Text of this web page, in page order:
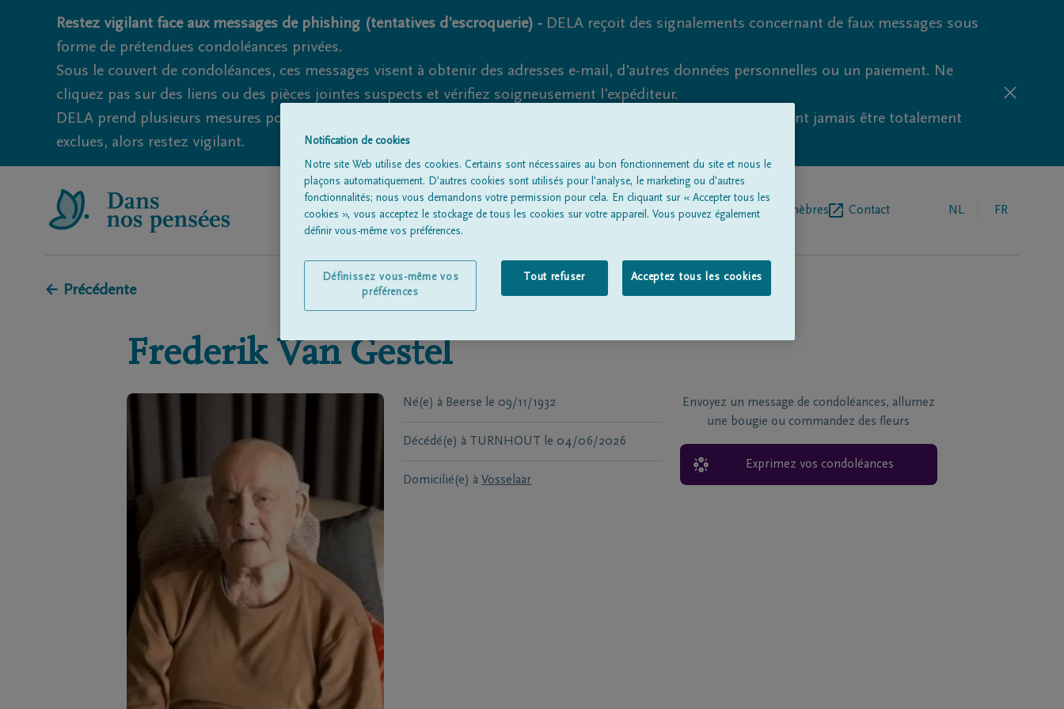
Restez vigilant face aux messages de phishing (tentatives d'escroquerie) - DELA reçoit des signalements concernant de faux messages sous
forme de prétendues condoléances privées.
Sous le couvert de condoléances, ces messages visent à obtenir des adresses e-mail, d'autres données personnelles ou un paiement. Ne
cliquez pas sur des liens ou des pièces jointes suspects et vérifiez soigneusement l'expéditeur.
DELA prend plusieurs mesures pour éviter cela. Cependant, les tentatives d'hameçonnage et de fraude ne peuvent jamais être totalement
exclues, alors restez vigilant.
Tous les avis de décèsÀ propos de nousEntrepreneur de pompes funèbres Contact NL FR
← Précédente
Frederik Van Gestel
Né(e) à Beerse le 09/11/1932
Décédé(e) à TURNHOUT le 04/06/2026
Domicilié(e) à Vosselaar
Envoyez un message de condoléances, allumez
une bougie ou commandez des fleurs
Exprimez vos condoléances
Notification de cookies
Notre site Web utilise des cookies. Certains sont nécessaires au bon fonctionnement du site et nous le
plaçons automatiquement. D'autres cookies sont utilisés pour l'analyse, le marketing ou d'autres
fonctionnalités; nous vous demandons votre permission pour cela. En cliquant sur « Accepter tous les
cookies », vous acceptez le stockage de tous les cookies sur votre appareil. Vous pouvez également
définir vous-même vos préférences.
Tout refuser Acceptez tous les cookies
Définissez vous-même vos
préférences